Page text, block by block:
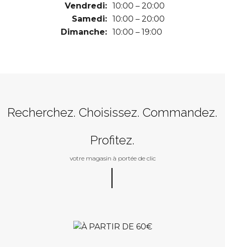
Vendredi:
10:00 – 20:00
Samedi:
10:00 – 20:00
Dimanche:
10:00 – 19:00
Recherchez. Choisissez. Commandez.
Profitez.
votre magasin à portée de clic